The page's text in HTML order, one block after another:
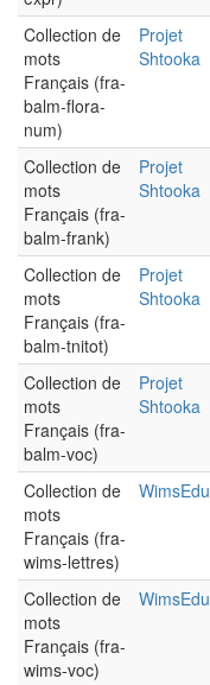
Collection de
mots
Français (fra-
balm-flora-
num)
Projet
Shtooka
Collection de
mots
Français (fra-
balm-frank)
Projet
Shtooka
Collection de
mots
Français (fra-
balm-tnitot)
Projet
Shtooka
Collection de
mots
Français (fra-
balm-voc)
Projet
Shtooka
Collection de
mots
Français (fra-
wims-lettres)
WimsEdu
Collection de
mots
Français (fra-
wims-voc)
WimsEdu